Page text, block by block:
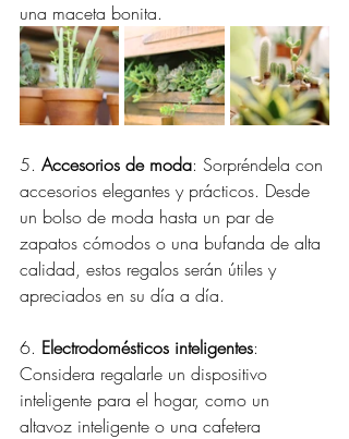
una maceta bonita.
5. Accesorios de moda: Sorpréndela con
accesorios elegantes y prácticos. Desde
un bolso de moda hasta un par de
zapatos cómodos o una bufanda de alta
calidad, estos regalos serán útiles y
apreciados en su día a día.
6. Electrodomésticos inteligentes:
Considera regalarle un dispositivo
inteligente para el hogar, como un
altavoz inteligente o una cafetera